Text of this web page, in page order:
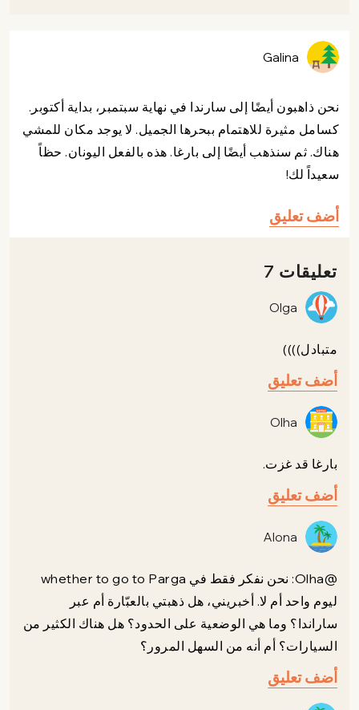
Galina
نحن ذاهبون أيضًا إلى سارندا في نهاية سبتمبر، بداية أكتوبر.
كسامل مثيرة للاهتمام ببحرها الجميل. لا يوجد مكان للمشي
هناك. ثم سنذهب أيضًا إلى بارغا. هذه بالفعل اليونان. حظاً
سعيداً لك!
أضف تعليق
تعليقات 7
Olga
متبادل))))
أضف تعليق
Olha
بارغا قد غزت.
أضف تعليق
Alona
@Olha: نحن نفكر فقط في whether to go to Parga
ليوم واحد أم لا. أخبريني، هل ذهبتي بالعبّارة أم عبر
ساراندا؟ وما هي الوضعية على الحدود؟ هل هناك الكثير من
السيارات؟ أم أنه من السهل المرور؟
أضف تعليق